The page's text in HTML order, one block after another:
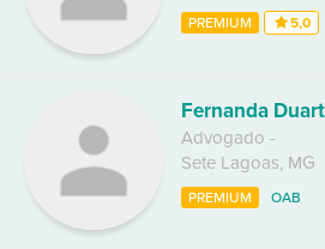
PREMIUM 5,0
Advogado -
Sete Lagoas, MG
PREMIUM OAB